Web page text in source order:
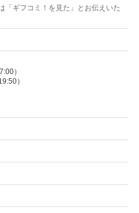
「ギフコミ！を見た」とお伝えいた
）
）